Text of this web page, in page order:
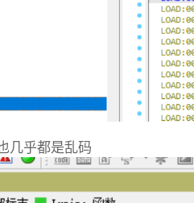
几乎都是乱码